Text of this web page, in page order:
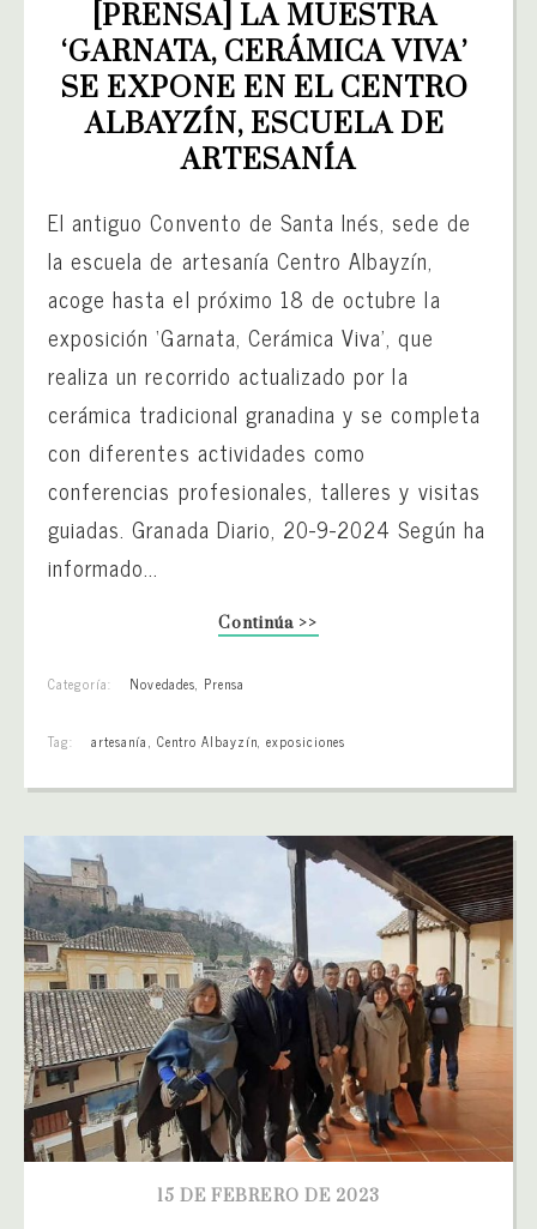
[PRENSA] LA MUESTRA
‘GARNATA, CERÁMICA VIVA’
SE EXPONE EN EL CENTRO
ALBAYZÍN, ESCUELA DE
ARTESANÍA
El antiguo Convento de Santa Inés, sede de
la escuela de artesanía Centro Albayzín,
acoge hasta el próximo 18 de octubre la
exposición ‘Garnata, Cerámica Viva’, que
realiza un recorrido actualizado por la
cerámica tradicional granadina y se completa
con diferentes actividades como
conferencias profesionales, talleres y visitas
guiadas. Granada Diario, 20-9-2024 Según ha
informado...
Continúa >>
Categoría: Novedades, Prensa
Tag: artesanía, Centro Albayzín,exposiciones
15 DE FEBRERO DE 2023